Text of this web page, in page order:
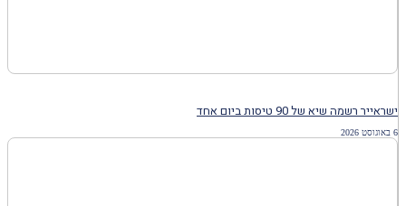
ישראייר רשמה שיא של 90 טיסות ביום אחד
6 באוגוסט 2026